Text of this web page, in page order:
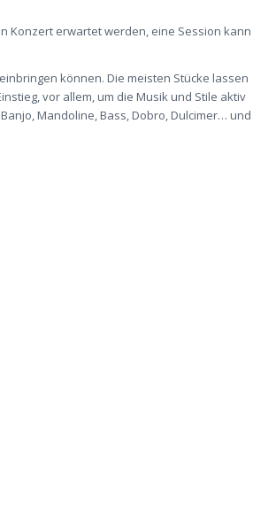
Konzert erwartet werden, eine Session kann
können. Die meisten Stücke lassen
vor allem, um die Musik und Stile aktiv
Mandoline, Bass, Dobro, Dulcimer… und